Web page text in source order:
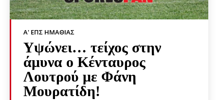
Α' ΕΠΣ ΗΜΑΘΊΑΣ
Υψώνει… τείχος στην
άμυνα ο Κένταυρος
Λουτρού με Φάνη
Μουρατίδη!